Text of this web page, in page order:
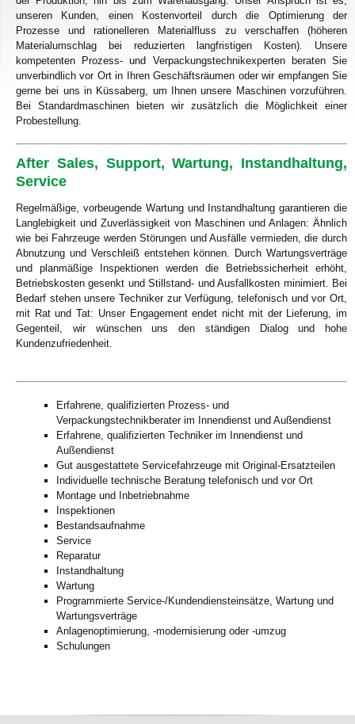
unseren Kunden, einen Kostenvorteil durch die Optimierung der
Prozesse und rationelleren Materialfluss zu verschaffen (höheren
Materialumschlag bei reduzierten langfristigen Kosten). Unsere
kompetenten Prozess- und Verpackungstechnikexperten beraten Sie
unverbindlich vor Ort in Ihren Geschäftsräumen oder wir empfangen Sie
gerne bei uns in Küssaberg, um Ihnen unsere Maschinen vorzuführen.
Bei Standardmaschinen bieten wir zusätzlich die Möglichkeit einer
Probestellung.
After Sales, Support, Wartung, Instandhaltung,
Service
Regelmäßige, vorbeugende Wartung und Instandhaltung garantieren die
Langlebigkeit und Zuverlässigkeit von Maschinen und Anlagen: Ähnlich
wie bei Fahrzeuge werden Störungen und Ausfälle vermieden, die durch
Abnutzung und Verschleiß entstehen können. Durch Wartungsverträge
und planmäßige Inspektionen werden die Betriebssicherheit erhöht,
Betriebskosten gesenkt und Stillstand- und Ausfallkosten minimiert. Bei
Bedarf stehen unsere Techniker zur Verfügung, telefonisch und vor Ort,
mit Rat und Tat: Unser Engagement endet nicht mit der Lieferung, im
Gegenteil, wir wünschen uns den ständigen Dialog und hohe
Kundenzufriedenheit.
Erfahrene, qualifizierten Prozess- und
Verpackungstechnikberater im Innendienst und Außendienst
Erfahrene, qualifizierten Techniker im Innendienst und
Außendienst
Gut ausgestattete Servicefahrzeuge mit Original-Ersatzteilen
Individuelle technische Beratung telefonisch und vor Ort
Montage und Inbetriebnahme
Inspektionen
Bestandsaufnahme
Service
Reparatur
Instandhaltung
Wartung
Programmierte Service-/Kundendiensteinsätze, Wartung und
Wartungsverträge
Anlagenoptimierung, -modernisierung oder -umzug
Schulungen